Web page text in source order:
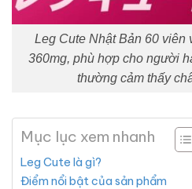
Leg Cute Nhật Bản 60 viên
360mg, phù hợp cho người
thường cảm thấy
Mục lục xem nhanh
Leg Cute là gì?
Điểm nổi bật của sản phẩm